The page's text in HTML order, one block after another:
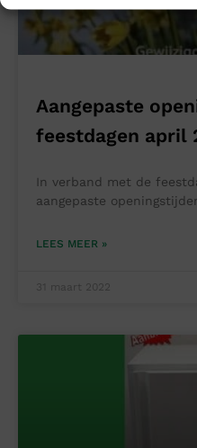
Aangepaste
feestdagen april
In verband met de
aangepaste
LEES MEER »
31 maart 2022